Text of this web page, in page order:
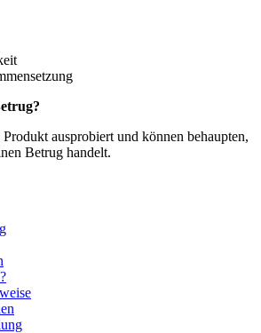
ausprobiert und können behaupten,
Betrug handelt.